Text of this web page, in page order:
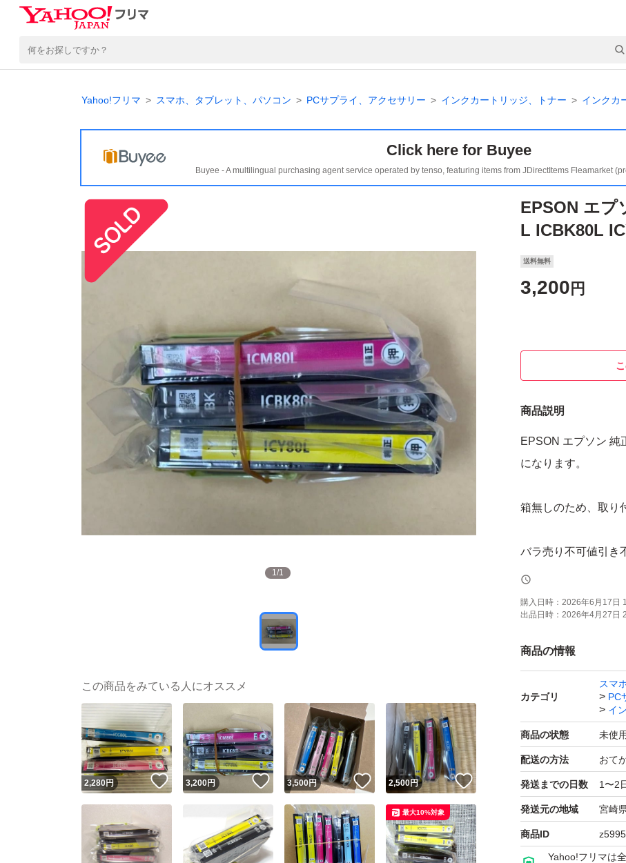
Yahoo!フリマ スマホ、タブレット、パソコン PCサプライ、アクセサリー インクカートリッジ、トナー インクカ
Click here for Buyee
Buyee - A multilingual purchasing agent service operated by tenso, featuring items from JDirectItems Fleamarket
1/1
EPSON エプ
L ICBK80L
送料無料
3,200 円
商品説明
EPSON エプソン 純
になります。
箱無しのため、取り
バラ売り不可値引き
購入日時： 2026年6月17日
出品日時： 2026年4月27日
商品の情報
カテゴリ
スマ
PC
イ
商品の状態 未使用
配送の方法 おて
発送までの日数 1〜2
発送元の地域 宮崎
商品ID
Yahoo!フリマは
この商品をみている人にオススメ
2,280円 いいね！
3,200円 いいね！
3,500円 いいね！
2,500円 いいね！
最大10%対象